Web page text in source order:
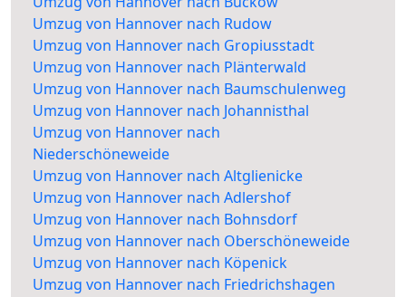
Umzug von Hannover nach Rudow
Umzug von Hannover nach Gropiusstadt
Umzug von Hannover nach Plänterwald
Umzug von Hannover nach Baumschulenweg
Umzug von Hannover nach Johannisthal
Umzug von Hannover nach
Niederschöneweide
Umzug von Hannover nach Altglienicke
Umzug von Hannover nach Adlershof
Umzug von Hannover nach Bohnsdorf
Umzug von Hannover nach Oberschöneweide
Umzug von Hannover nach Köpenick
Umzug von Hannover nach Friedrichshagen